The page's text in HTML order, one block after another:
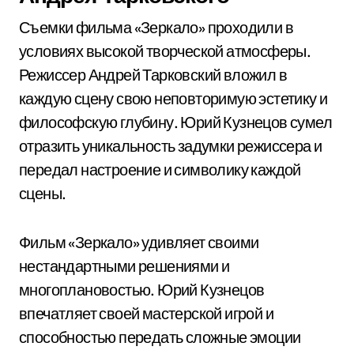
Съемки фильма «Зеркало» проходили в
условиях высокой творческой атмосферы.
Режиссер Андрей Тарковский вложил в
каждую сцену свою неповторимую эстетику и
философскую глубину. Юрий Кузнецов сумел
отразить уникальность задумки режиссера и
передал настроение и символику каждой
сцены.
Фильм «Зеркало» удивляет своими
нестандартными решениями и
многоплановостью. Юрий Кузнецов
впечатляет своей мастерской игрой и
способностью передать сложные эмоции